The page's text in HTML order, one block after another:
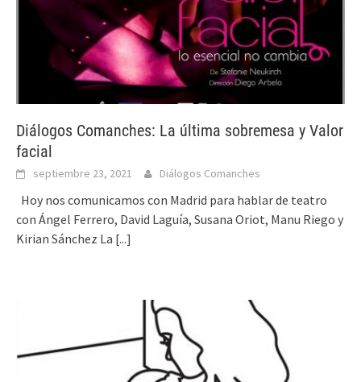
Diálogos Comanches: La última sobremesa y Valor
facial
septiembre 23, 2021 Diálogos Comanches
Hoy nos comunicamos con Madrid para hablar de teatro
con Ángel Ferrero, David Laguía, Susana Oriot, Manu Riego y
Kirian Sánchez La [...]